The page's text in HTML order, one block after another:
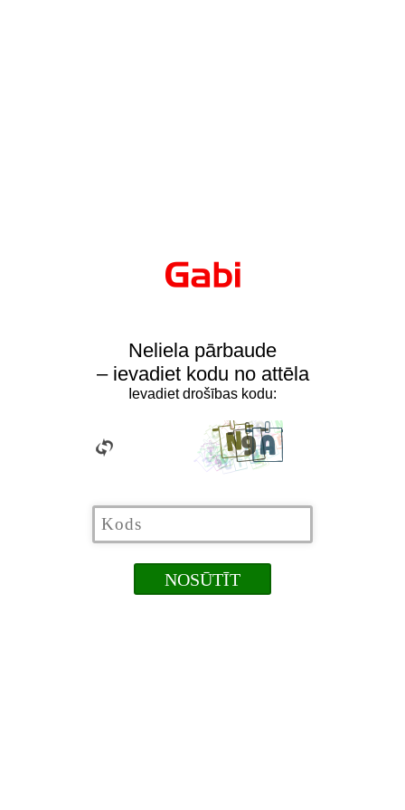
Neliela pārbaude
– ievadiet kodu no attēla
Ievadiet drošības kodu: